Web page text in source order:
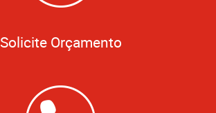
Solicite Orçamento